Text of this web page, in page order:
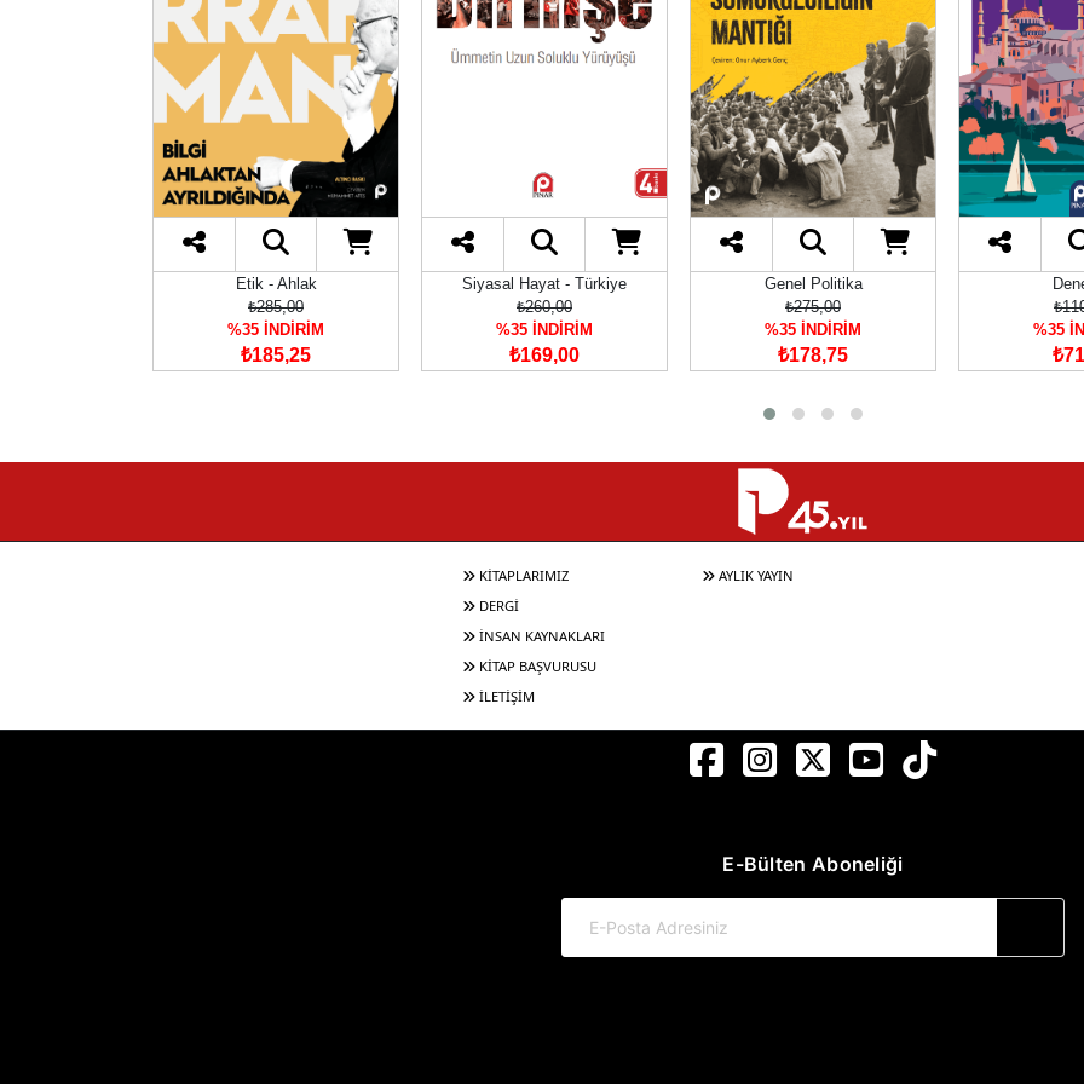
Etik - Ahlak
₺285,00
%35 İNDİRİM
₺185,25
Siyasal Hayat - Türkiye
₺260,00
%35 İNDİRİM
₺169,00
Genel Politika
₺275,00
%35 İNDİRİM
₺178,75
%35
KİTAPLARIMIZ
DERGİ
İNSAN KAYNAKLARI
KİTAP BAŞVURUSU
İLETİŞİM
AYLIK YAYIN
E-Bülten Aboneliği